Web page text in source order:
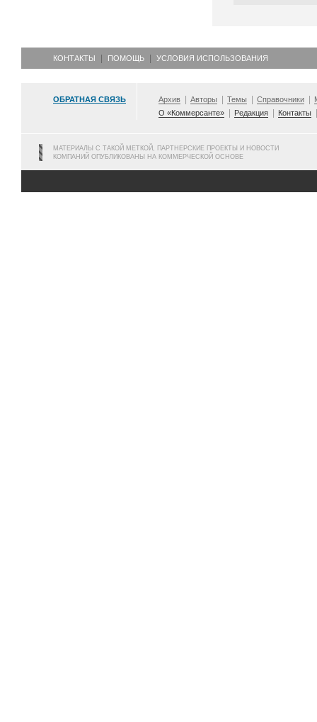
КОНТАКТЫ ПОМОЩЬ УСЛОВИЯ ИСПОЛЬЗОВАНИЯ
ОБРАТНАЯ СВЯЗЬ Архив Авторы Темы Справочники
О «Коммерсанте»
Редакция Контакты
МАТЕРИАЛЫ С ТАКОЙ МЕТКОЙ, ПАРТНЕРСКИЕ ПРОЕКТЫ И НОВОСТИ
КОМПАНИЙ ОПУБЛИКОВАНЫ НА КОММЕРЧЕСКОЙ ОСНОВЕ